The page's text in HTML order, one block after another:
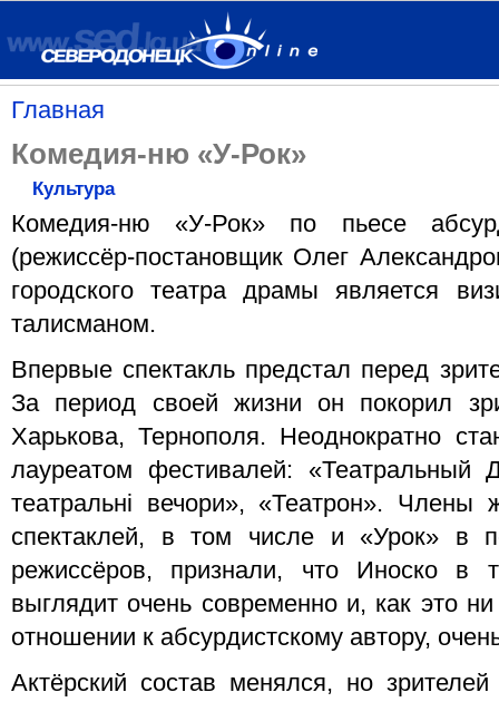
Главная
Комедия-ню «У-Рок»
Культура
Комедия-ню «У-Рок» по пьесе
(режиссёр-постановщик Олег
городского театра драмы является
талисманом.
Впервые спектакль предстал перед
За период своей жизни он покорил
Харькова, Тернополя. Неоднократно
лауреатом фестивалей: «Театральный
театральні вечори», «Театрон».
спектаклей, в том числе и «Урок» в
режиссёров, признали, что Иноско в
выглядит очень современно и, как это
отношении к абсурдистскому автору,
Актёрский состав менялся, но